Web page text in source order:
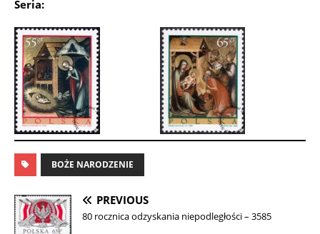
Seria:
BOŻE NARODZENIE
PREVIOUS
80 rocznica odzyskania niepodległości – 3585